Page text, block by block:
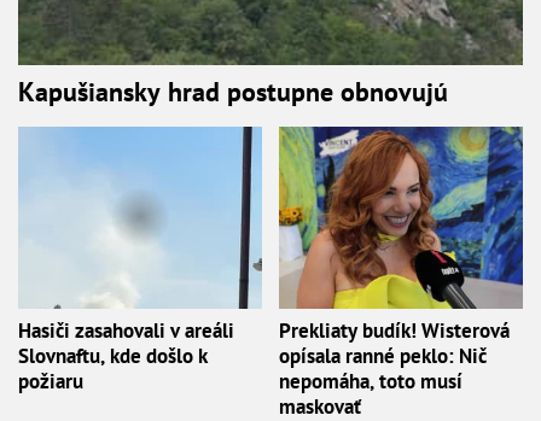
Kapušiansky hrad postupne obnovujú
Hasiči zasahovali v areáli
Slovnaftu, kde došlo k
požiaru
Prekliaty budík! Wisterová
opísala ranné peklo: Nič
nepomáha, toto musí
maskovať